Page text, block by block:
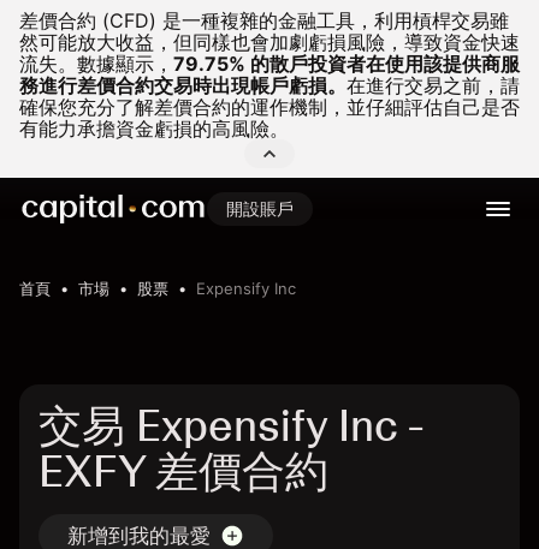
差價合約 (CFD) 是一種複雜的金融工具，利用槓桿交易雖
然可能放大收益，但同樣也會加劇虧損風險，導致資金快速
流失。 數據顯示， 79.75% 的散戶投資者在使用該提供商服
務進行差價合約交易時出現帳戶虧損。 在進行交易之前，請
確保您充分了解差價合約的運作機制，並仔細評估自己是否
有能力承擔資金虧損的高風險。
開設賬戶
首頁 市場 股票 Expensify Inc
交易 Expensify Inc -
EXFY 差價合約
新增到我的最愛